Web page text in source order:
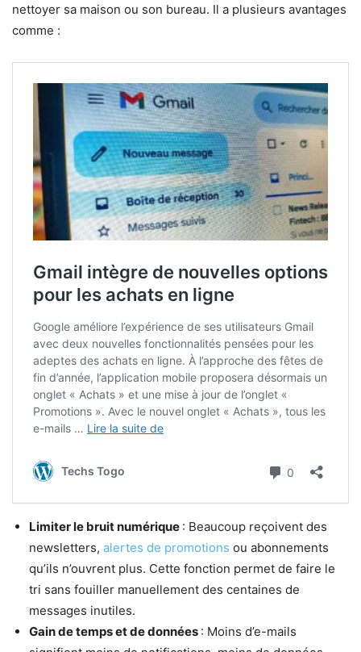
nettoyer sa maison ou son bureau. Il a plusieurs avantages
comme :
Limiter le bruit numérique : Beaucoup reçoivent des
newsletters, alertes de promotions ou abonnements
qu’ils n’ouvrent plus. Cette fonction permet de faire le
tri sans fouiller manuellement des centaines de
messages inutiles.
Gain de temps et de données : Moins d’e-mails